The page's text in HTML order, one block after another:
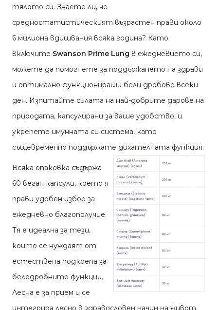
тялото си. Знаете ли, че
средностатистическият възрастен прави около
6 милиона вдишвания всяка година? Като
включите Swanson Prime Lung в ежедневието си,
можете да помогнете за поддържането на здрави
и оптимално функциониращи бели дробове всеки
ден. Изпитайте силата на най-добрите дарове на
природата, капсулирани за ваше удобство, и
укрепете имунната си система, като
същевременно поддържате дихателната функция.
Всяка опаковка съдържа
60 веган капсули, което я
прави удобен избор за
ежедневно благополучие.
Тя е идеална за тези,
които се нуждаят от
естествена подкрепа за
белодробните функции.
Лесна е за прием и се
интегрира лесно в здравословен начин на живот.